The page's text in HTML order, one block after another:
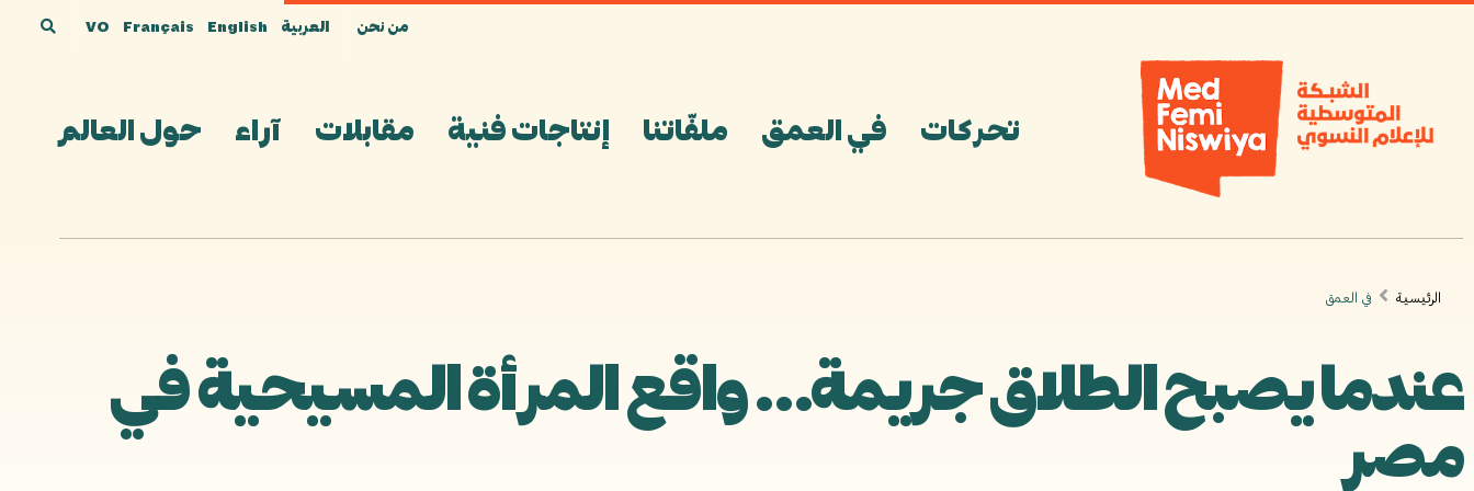
من نحن VO Français English العربية
تحركات في العمق ملفّاتنا إنتاجات فنية مقابلات آراء حول العالم
الرئيسية في العمق
عندما يصبح الطلاق جريمة… واقع المرأة المسيحية في
مصر